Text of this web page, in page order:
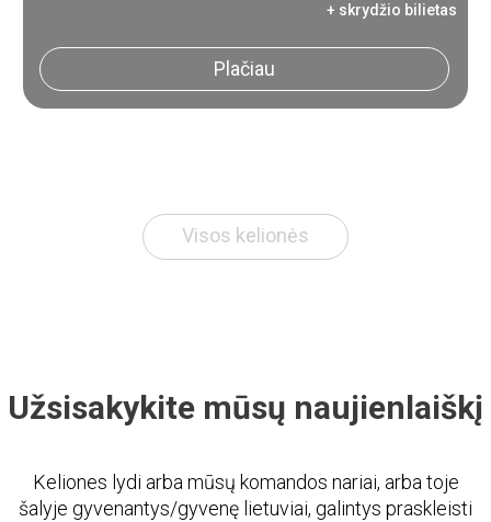
+ skrydžio bilietas
Plačiau
Visos kelionės
Užsisakykite mūsų naujienlaiškį
Keliones lydi arba mūsų komandos nariai, arba toje
šalyje gyvenantys/gyvenę lietuviai, galintys praskleisti